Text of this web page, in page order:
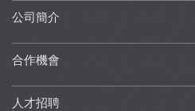
公司簡介
合作機會
人才招聘